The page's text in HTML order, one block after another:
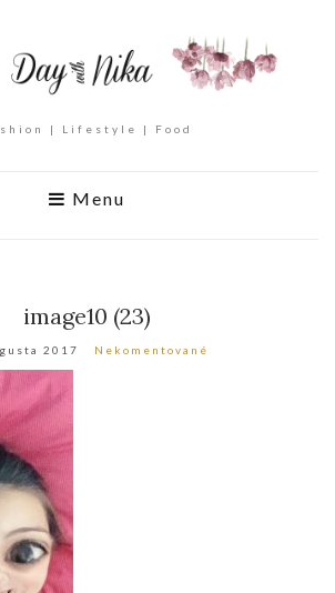
| Lifestyle | Food
Menu
image10 (23)
2017 Nekomentované